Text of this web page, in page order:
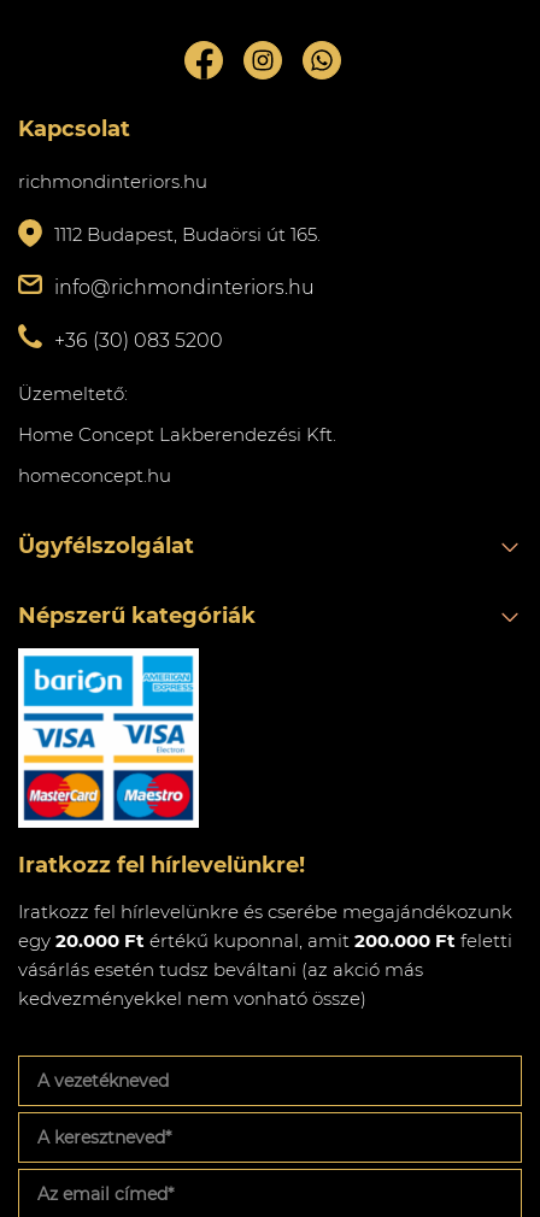
Kapcsolat
richmondinteriors.hu
1112 Budapest, Budaörsi út 165.
info@richmondinteriors.hu
+36 (30) 083 5200
Üzemeltető:
Home Concept Lakberendezési Kft.
homeconcept.hu
Ügyfélszolgálat
Népszerű kategóriák
Iratkozz fel hírlevelünkre!
Iratkozz fel hírlevelünkre és cserébe megajándékozunk
egy 20.000 Ft értékű kuponnal, amit 200.000 Ft feletti
vásárlás esetén tudsz beváltani (az akció más
kedvezményekkel nem vonható össze)
vezetékneved
keresztneved*
email